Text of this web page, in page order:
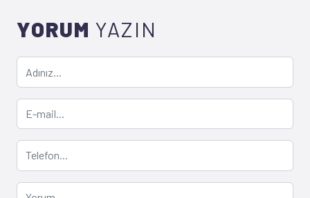
YORUM YAZIN